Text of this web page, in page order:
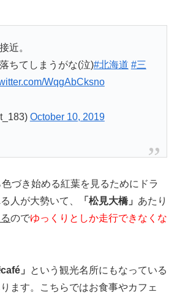
近。
ちてしまうがな(泣)#北海道 #三
WqgAbCksno
October 10, 2019
づき始める紅葉を見るためにドラ
人が大勢いて、
「松見大橋」 あたり
のでゆっくりとしか走行できなくな
」
という観光名所にもなっている
ます。こちらではお食事やカフェ